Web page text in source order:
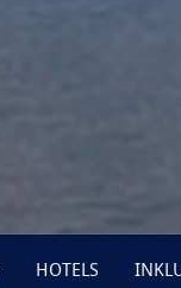
HOTELS